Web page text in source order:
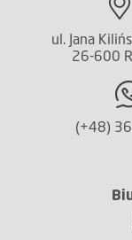
ul. Jana
26-600
(+48)